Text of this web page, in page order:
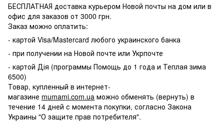
БЕСПЛАТНАЯ доставка курьером Новой почты на дом или в
офис для заказов от 3000 грн.
Заказ можно оплатить:
- картой Visa/Mastercard любого украинского банка
- при получении на Новой почте или Укрпочте
- картой Дія (программы Помощь до 1 года и Теплая зима
6500)
Товар, купленный в интернет-
магазине mumami.com.ua можно обменять (вернуть) в
течение 14 дней с момента покупки, согласно Закона
Украины "О защите прав потребителя".